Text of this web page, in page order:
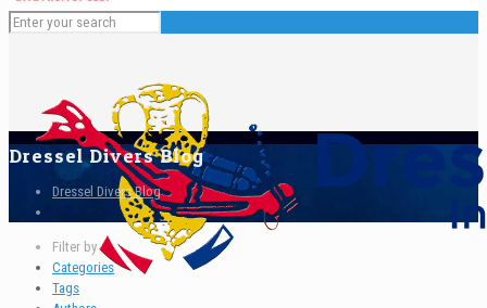
Dressel Divers Blog
Dressel Divers Blog
Filter by
Categories
Tags